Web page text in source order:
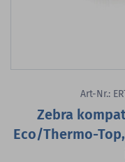
Art-Nr.:
Zebra
Eco/Thermo-